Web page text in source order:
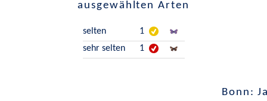
ausgewählten Arten
selten
1
sehr selten
1
Bonn: